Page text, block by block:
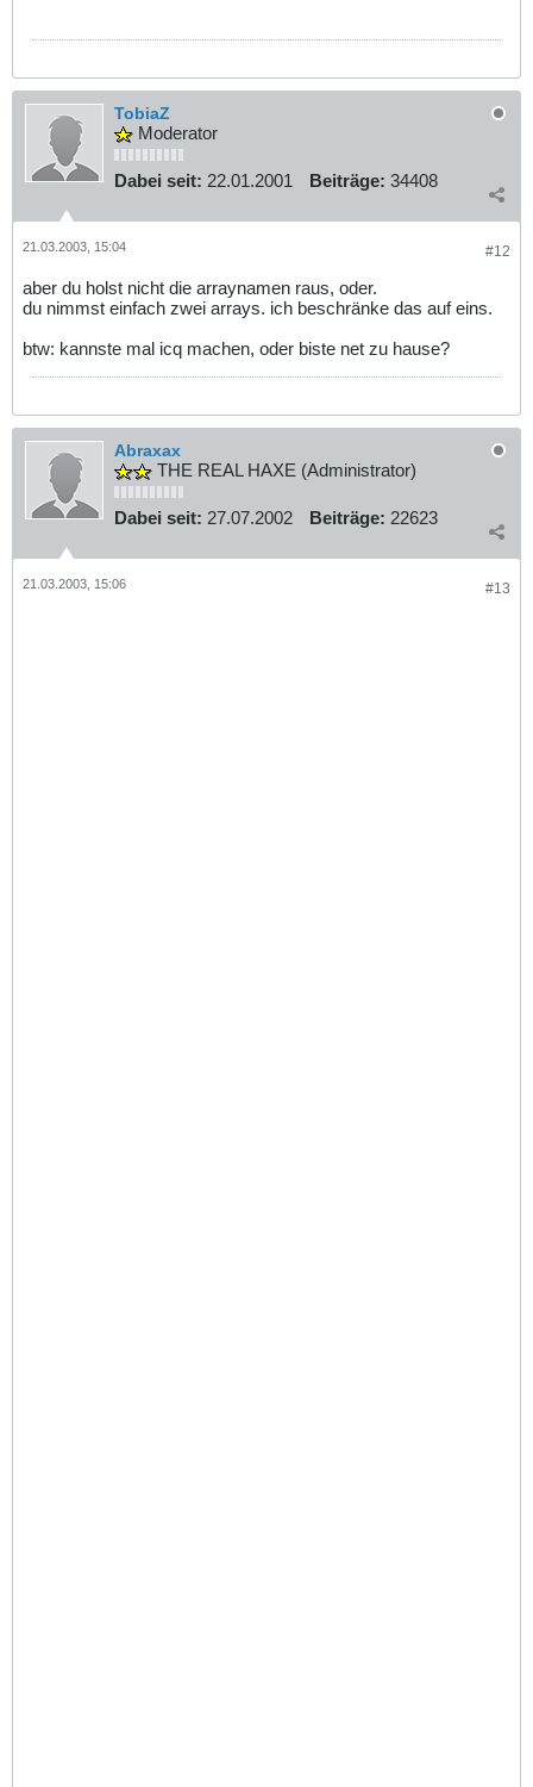
TobiaZ
Moderator
Dabei seit: 22.01.2001 Beiträge: 34408
#12
21.03.2003, 15:04
aber du holst nicht die arraynamen raus, oder.
du nimmst einfach zwei arrays. ich beschränke das auf eins.
btw: kannste mal icq machen, oder biste net zu hause?
Abraxax
THE REAL HAXE (Administrator)
Dabei seit: 27.07.2002 Beiträge: 22623
#13
21.03.2003, 15:06